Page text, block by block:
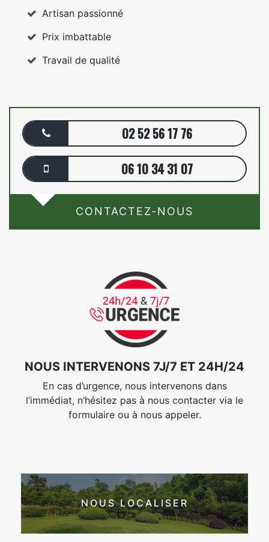
Artisan passionné
Prix imbattable
Travail de qualité
02 52 56 17 76
06 10 34 31 07
CONTACTEZ-NOUS
NOUS INTERVENONS 7J/7 ET 24H/24
En cas d’urgence, nous intervenons dans
l’immédiat, n’hésitez pas à nous contacter via le
formulaire ou à nous appeler.
NOUS LOCALISER